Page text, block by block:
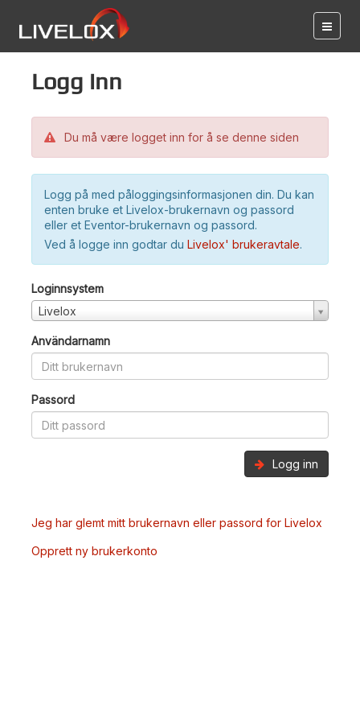
Logg inn
Du må være logget inn for å se denne siden
Logg på med påloggingsinformasjonen din. Du kan
enten bruke et Livelox-brukernavn og passord
eller et Eventor-brukernavn og passord.
Ved å logge inn godtar du Livelox' brukeravtale.
Loginnsystem
Livelox
Användarnamn
Passord
Logg inn
Jeg har glemt mitt brukernavn eller passord for Livelox
Opprett ny brukerkonto